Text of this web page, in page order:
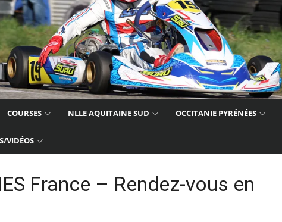
COURSES NLLE AQUITAINE SUD OCCITANIE PYRÉNÉES
VIDÉOS
France – Rendez-vous en